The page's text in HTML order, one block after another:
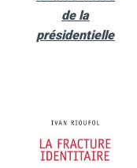
de la
présidentielle